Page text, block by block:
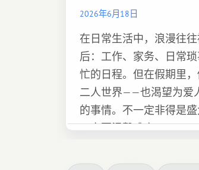
2026年6月18日
在日常生活中，浪漫往
后：工作、家务、日常
忙的日程。但在假期里
二人世界——也渴望为爱
的事情。不一定非得是
一定要温馨难忘 :)